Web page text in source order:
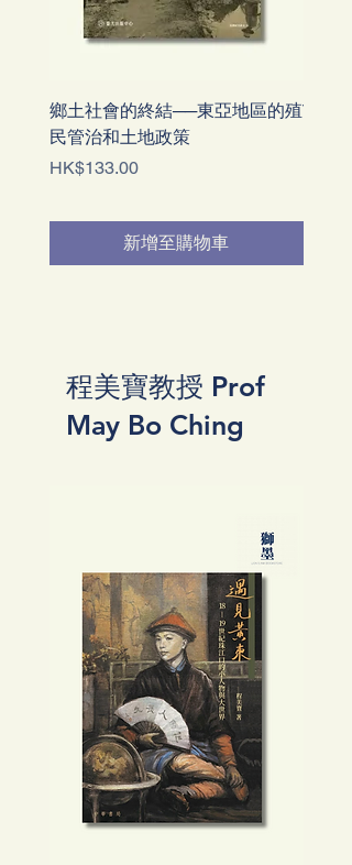
鄉土社會的終結──東亞地區的殖
民管治和土地政策
價格
HK$133.00
新增至購物車
The
程美寶教授 Prof
May Bo Ching